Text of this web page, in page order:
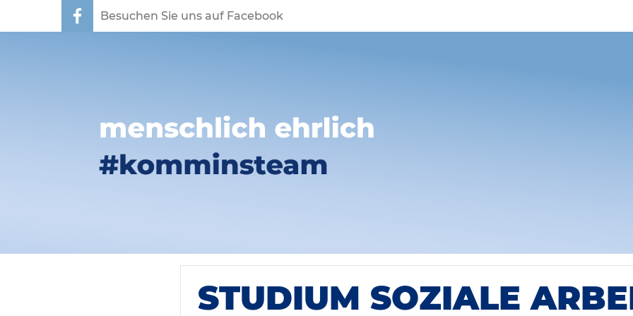
Besuchen Sie uns auf Facebook
STUDIUM SOZIALE